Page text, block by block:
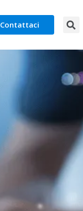
Contattaci